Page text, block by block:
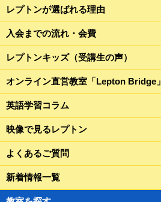
レプトンが選ばれる理由
入会までの流れ・会費
レプトンキッズ（受講生の声）
オンライン直営教室「Lepton Bridge」
英語学習コラム
映像で見るレプトン
よくあるご質問
新着情報一覧